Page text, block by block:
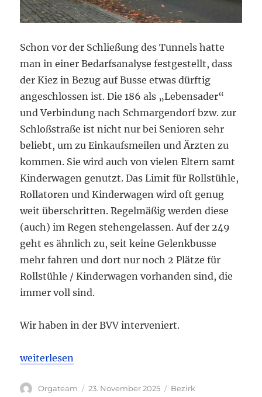
Schon vor der Schließung des Tunnels hatte
man in einer Bedarfsanalyse festgestellt, dass
der Kiez in Bezug auf Busse etwas dürftig
angeschlossen ist. Die 186 als „Lebensader“
und Verbindung nach Schmargendorf bzw. zur
Schloßstraße ist nicht nur bei Senioren sehr
beliebt, um zu Einkaufsmeilen und Ärzten zu
kommen. Sie wird auch von vielen Eltern samt
Kinderwagen genutzt. Das Limit für Rollstühle,
Rollatoren und Kinderwagen wird oft genug
weit überschritten. Regelmäßig werden diese
(auch) im Regen stehengelassen. Auf der 249
geht es ähnlich zu, seit keine Gelenkbusse
mehr fahren und dort nur noch 2 Plätze für
Rollstühle / Kinderwagen vorhanden sind, die
immer voll sind.
Wir haben in der BVV interveniert.
„Angespannte Lage im Kiez um die Linien 186
weiterlesen
Autor
Orgateam
Veröffentlicht
23. November 2025 Kategorien
Bezirk